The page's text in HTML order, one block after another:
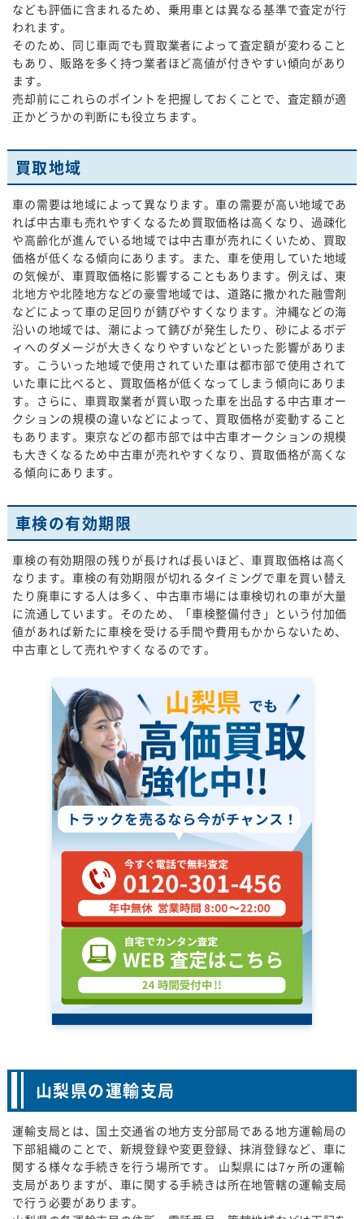
なども評価に含まれるため、乗用車とは異なる基準で査定が行
われます。
そのため、同じ車両でも買取業者によって査定額が変わること
もあり、販路を多く持つ業者ほど高値が付きやすい傾向があり
ます。
売却前にこれらのポイントを把握しておくことで、査定額が適
正かどうかの判断にも役立ちます。
買取地域
車の需要は地域によって異なります。車の需要が高い地域であ
れば中古車も売れやすくなるため買取価格は高くなり、過疎化
や高齢化が進んでいる地域では中古車が売れにくいため、買取
価格が低くなる傾向にあります。また、車を使用していた地域
の気候が、車買取価格に影響することもあります。例えば、東
北地方や北陸地方などの豪雪地域では、道路に撒かれた融雪剤
などによって車の足回りが錆びやすくなります。沖縄などの海
沿いの地域では、潮によって錆びが発生したり、砂によるボデ
ィへのダメージが大きくなりやすいなどといった影響がありま
す。こういった地域で使用されていた車は都市部で使用されて
いた車に比べると、買取価格が低くなってしまう傾向にありま
す。さらに、車買取業者が買い取った車を出品する中古車オー
クションの規模の違いなどによって、買取価格が変動すること
もあります。東京などの都市部では中古車オークションの規模
も大きくなるため中古車が売れやすくなり、買取価格が高くな
る傾向にあります。
車検の有効期限
車検の有効期限の残りが長ければ長いほど、車買取価格は高く
なります。車検の有効期限が切れるタイミングで車を買い替え
たり廃車にする人は多く、中古車市場には車検切れの車が大量
に流通しています。そのため、「車検整備付き」という付加価
値があれば新たに車検を受ける手間や費用もかからないため、
中古車として売れやすくなるのです。
山梨県
山梨県の運輸支局
運輸支局とは、国土交通省の地方支分部局である地方運輸局の
下部組織のことで、新規登録や変更登録、抹消登録など、車に
関する様々な手続きを行う場所です。 山梨県には7ヶ所の運輸
支局がありますが、車に関する手続きは所在地管轄の運輸支局
で行う必要があります。